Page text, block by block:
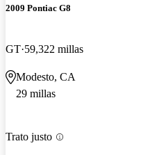
2009 Pontiac G8
GT 59,322 millas
Modesto, CA
29 millas
Trato justo